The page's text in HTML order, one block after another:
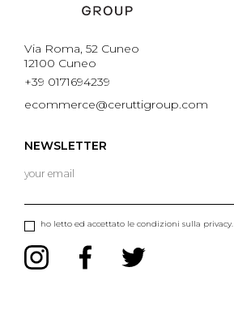
Via Roma, 52 Cuneo
12100 Cuneo
+39 0171694239
ecommerce@ceruttigroup.com
NEWSLETTER
ho letto ed accettato le condizioni sulla privacy.